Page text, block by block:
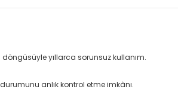
yıllarca sorunsuz kullanım.
anlık kontrol etme imkânı.